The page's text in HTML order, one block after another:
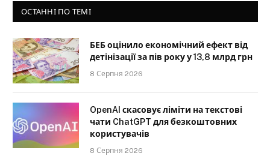
ОСТАННІ ПО ТЕМІ
БЕБ оцінило економічний ефект від
детінізації за пів року у 13,8 млрд грн
8 Серпня 2026
OpenAI скасовує ліміти на текстові
чати ChatGPT для безкоштовних
користувачів
8 Серпня 2026